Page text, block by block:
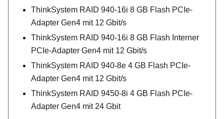
ThinkSystem RAID 940-16i 8 GB Flash PCIe-
Adapter Gen4 mit 12 Gbit/s
ThinkSystem RAID 940-16i 8 GB Flash Interner
PCIe-Adapter Gen4 mit 12 Gbit/s
ThinkSystem RAID 940-8e 4 GB Flash PCIe-
Adapter Gen4 mit 12 Gbit/s
ThinkSystem RAID 9450-8i 4 GB Flash PCIe-
Adapter Gen4 mit 24 Gbit